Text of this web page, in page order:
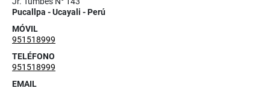
UBICACIÓN
Jr. Tumbes N° 143
Pucallpa - Ucayali - Perú
MÓVIL
951518999
TELÉFONO
951518999